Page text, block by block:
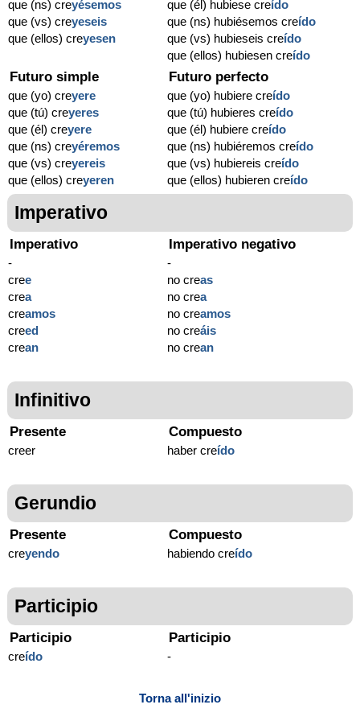
que (ns) creyésemos
que (vs) creyeseis
que (ellos) creyesen
que (él) hubiese creído
que (ns) hubiésemos creído
que (vs) hubieseis creído
que (ellos) hubiesen creído
Futuro simple
que (yo) creyere
que (tú) creyeres
que (él) creyere
que (ns) creyéremos
que (vs) creyereis
que (ellos) creyeren
Futuro perfecto
que (yo) hubiere creído
que (tú) hubieres creído
que (él) hubiere creído
que (ns) hubiéremos creído
que (vs) hubiereis creído
que (ellos) hubieren creído
Imperativo
Imperativo
-
cree
crea
creamos
creed
crean
Imperativo negativo
-
no creas
no crea
no creamos
no creáis
no crean
Infinitivo
Presente
creer
Compuesto
haber creído
Gerundio
Presente
creyendo
Compuesto
habiendo creído
Participio
Participio
creído
Participio
-
Torna all'inizio